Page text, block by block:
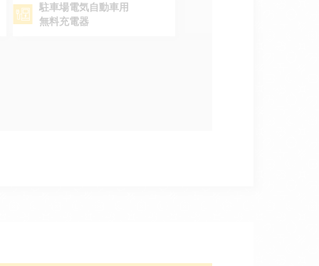
駐車場電気自動車用
無料充電器